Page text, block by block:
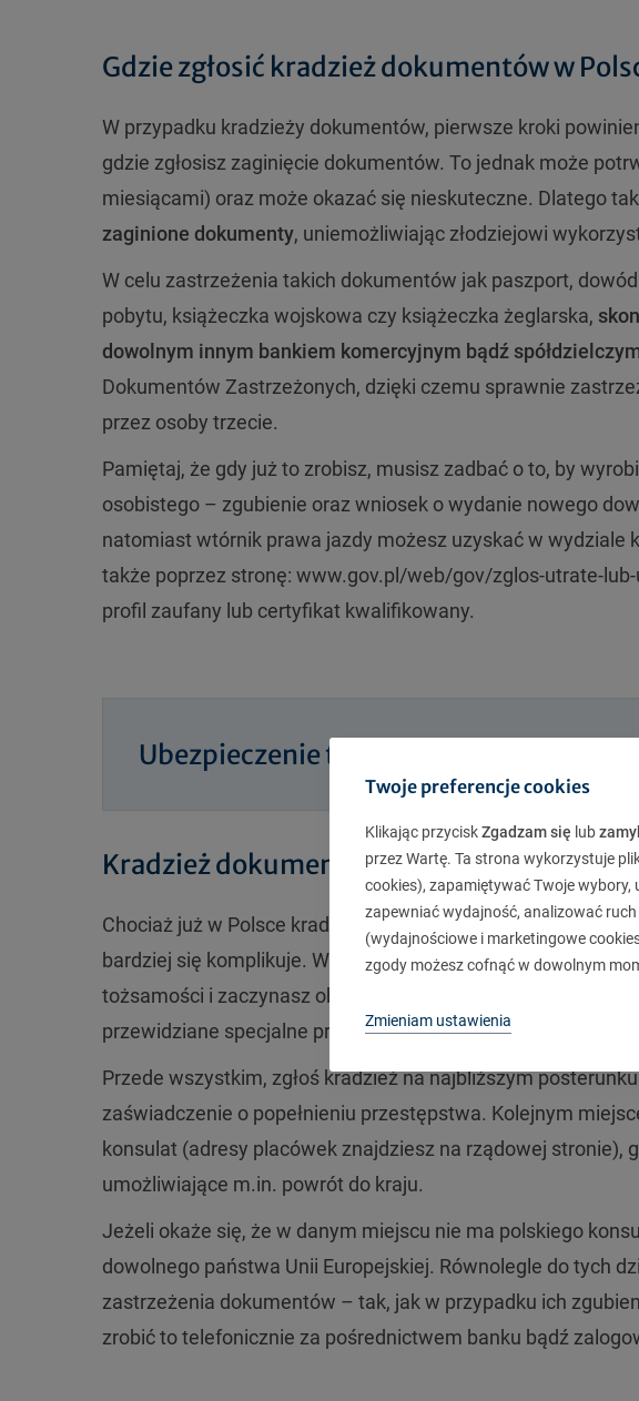
Gdzie zgłosić kradzież dokumentów w
W przypadku kradzieży dokumentów, pierwsze kroki
gdzie zgłosisz zaginięcie dokumentów. To jednak może
miesiącami) oraz może okazać się nieskuteczne. Dlatego
zaginione dokumenty, uniemożliwiając złodziejowi
W celu zastrzeżenia takich dokumentów jak paszport,
pobytu, książeczka wojskowa czy książeczka żeglarska,
dowolnym innym bankiem komercyjnym bądź
Dokumentów Zastrzeżonych, dzięki czemu sprawnie
przez osoby trzecie.
Pamiętaj, że gdy już to zrobisz, musisz zadbać o to, by
osobistego – zgubienie oraz wniosek o wydanie nowego
natomiast wtórnik prawa jazdy możesz uzyskać w wydziale
także poprzez stronę: www.gov.pl/web/gov/zglos-utrate-
profil zaufany lub certyfikat kwalifikowany.
Ubezpieczenie turystyczne
Kradzież dokumentów za granicą – co
Chociaż już w Polsce kradzież dokumentów to
bardziej się komplikuje. W końcu jesteś w obcym państwie,
tożsamości i zaczynasz obawiać się, że nie wrócisz do
przewidziane specjalne procedury, które pomogą Ci
Przede wszystkim, zgłoś kradzież na najbliższym
zaświadczenie o popełnieniu przestępstwa. Kolejnym
konsulat (adresy placówek znajdziesz na rządowej stronie),
umożliwiające m.in. powrót do kraju.
Jeżeli okaże się, że w danym miejscu nie ma polskiego
dowolnego państwa Unii Europejskiej. Równolegle do tych
zastrzeżenia dokumentów – tak, jak w przypadku ich
zrobić to telefonicznie za pośrednictwem banku bądź
Twoje preferencje cookies
Klikając przyciskZgadzam się lub
przez Wartę. Ta strona wykorzystuje
cookies), zapamiętywać Twoje
zapewniać wydajność, analizować
(wydajnościowe i marketingowe
zgody możesz cofnąć w dowolnym
Zmieniam ustawienia